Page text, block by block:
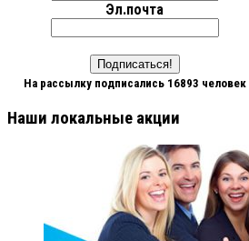
Эл.почта
На рассылку подписались 16893 человек
Наши локальные акции